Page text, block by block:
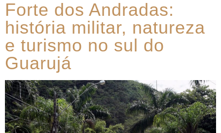
Forte dos Andradas:
história militar, natureza
e turismo no sul do
Guarujá